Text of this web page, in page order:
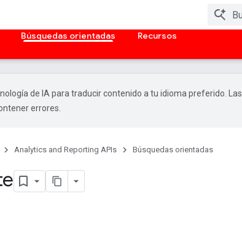
Búsquedas orientadas Recursos
de IA para traducir contenido a tu idioma preferido. Las
errores.
Analytics and Reporting APIs Búsquedas orientadas